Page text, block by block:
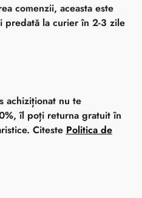
comenzii, aceasta este
predată la curier în 2-3 zile
achiziționat nu te
îl poți returna gratuit în
Citeste Politica de